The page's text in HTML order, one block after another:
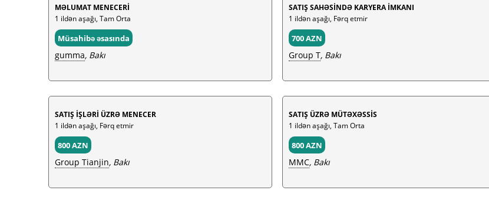
MƏLUMAT MENECERİ
1 ildən aşağı, Tam Orta
Müsahibə əsasında
gumma, Bakı
SATIŞ SAHƏSİNDƏ KARYERA İMKANI
1 ildən aşağı, Fərq etmir
700 AZN
Group T, Bakı
SATIŞ İŞLƏRİ ÜZRƏ MENECER
1 ildən aşağı, Fərq etmir
800 AZN
Group Tianjin, Bakı
SATIŞ ÜZRƏ MÜTƏXƏSSİS
1 ildən aşağı, Tam Orta
800 AZN
MMC, Bakı